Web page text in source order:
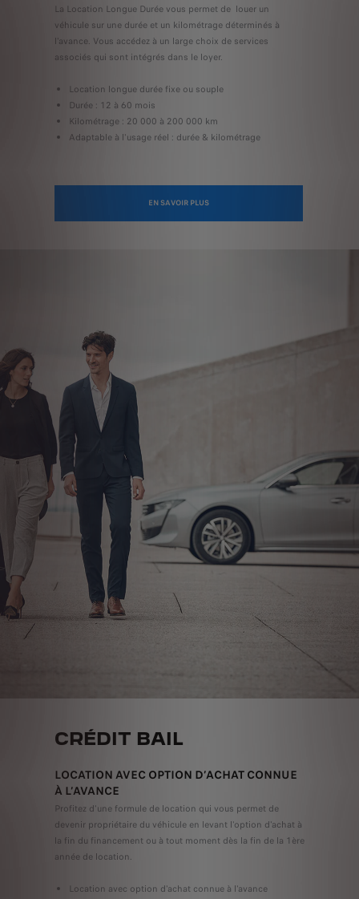
La Location Longue Durée vous permet de louer un
véhicule sur une durée et un kilométrage déterminés à
l'avance. Vous accédez à un large choix de services
associés qui sont intégrés dans le loyer.
Location longue durée fixe ou souple
Durée : 12 à 60 mois
Kilométrage : 20 000 à 200 000 km
Adaptable à l'usage réel : durée & kilométrage
EN SAVOIR PLUS
CRÉDIT BAIL
LOCATION AVEC OPTION D’ACHAT CONNUE
À L’AVANCE
Profitez d'une formule de location qui vous permet de
devenir propriétaire du véhicule en levant l'option d'achat à
la fin du financement ou à tout moment dès la fin de la 1ère
année de location.
Location avec option d'achat connue à l'avance